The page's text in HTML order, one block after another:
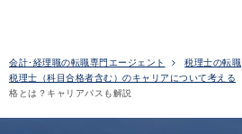
会計･経理職の転職専門エージェント
税理士の転職
税理士（科目合格者含む）のキャリアについて考える
格とは？キャリアパスも解説